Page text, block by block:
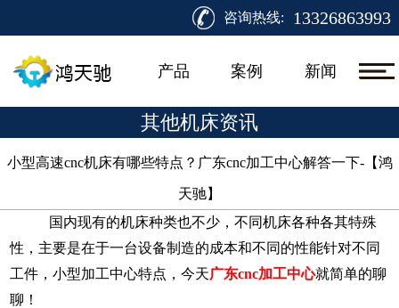
咨询热线: 13326863993
产品 案例 新闻
其他机床资讯
小型高速cnc机床有哪些特点？广东cnc加工中心解答一下-【鸿
天驰】​
国内现有的机床种类也不少，不同机床各种各其特殊
性，主要是在于一台设备制造的成本和不同的性能针对不同
工件，小型加工中心特点，今天广东cnc加工中心就简单的聊
聊！